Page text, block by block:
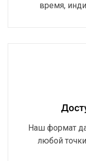
время,
Наш формат
любой